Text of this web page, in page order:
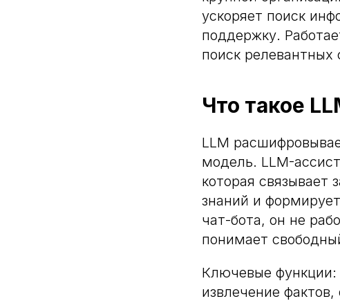
ускоряет поиск
поддержку.
поиск релевантных
Что такое
LLM
модель. LLM-
которая связывает
знаний и
чат-бота, он не
понимает
Ключевые функции:
извлечение